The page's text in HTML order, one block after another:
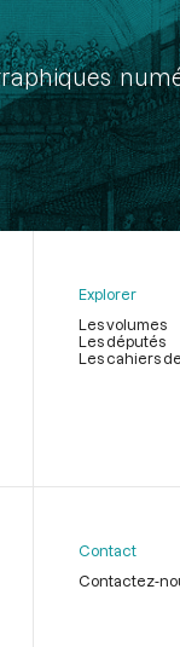
Explorer
Les volumes
Les députés
Les cahiers
Contact
Contactez-